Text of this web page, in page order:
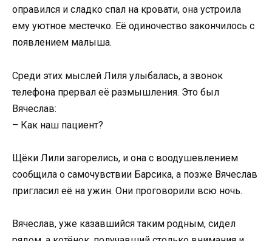
оправился и сладко спал на кровати, она устроила
ему уютное местечко. Её одиночество закончилось с
появлением малыша.
Среди этих мыслей Лиля улыбалась, а звонок
телефона прервал её размышления. Это был
Вячеслав:
– Как наш пациент?
Щёки Лили загорелись, и она с воодушевлением
сообщила о самочувствии Барсика, а позже Вячеслав
пригласил её на ужин. Они проговорили всю ночь.
Вячеслав, уже казавшийся таким родным, сидел